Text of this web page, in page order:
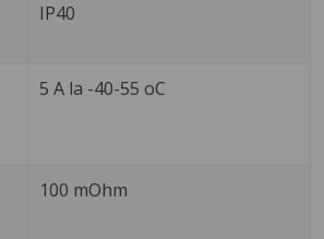
IP40
5 A la -40-55 oC
100 mOhm